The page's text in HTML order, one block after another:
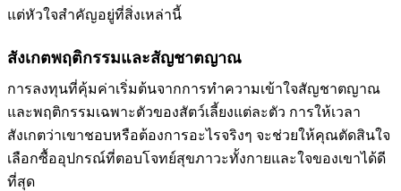
แต่หัวใจสำคัญอยู่ที่สิ่งเหล่านี้
สังเกตพฤติกรรมและสัญชาตญาณ
การลงทุนที่คุ้มค่าเริ่มต้นจากการทำความเข้าใจสัญชาตญาณ
และพฤติกรรมเฉพาะตัวของสัตว์เลี้ยงแต่ละตัว การให้เวลา
สังเกตว่าเขาชอบหรือต้องการอะไรจริงๆ จะช่วยให้คุณตัดสินใจ
เลือกซื้ออุปกรณ์ที่ตอบโจทย์สุขภาวะทั้งกายและใจของเขาได้ดี
ที่สุด